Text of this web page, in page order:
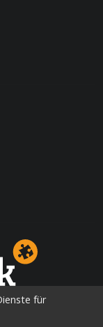
für